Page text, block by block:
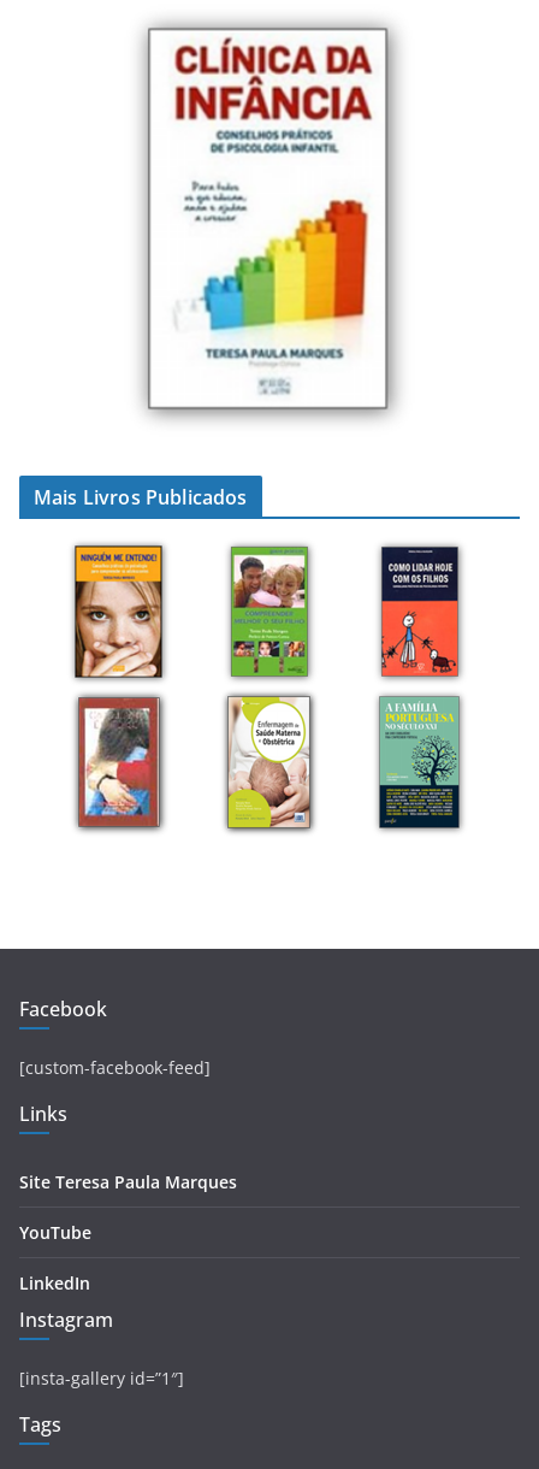
Mais Livros Publicados
Facebook
[custom-facebook-feed]
Links
Site Teresa Paula Marques
YouTube
LinkedIn
Instagram
[insta-gallery id=”1″]
Tags